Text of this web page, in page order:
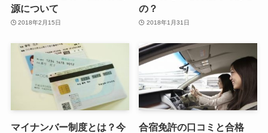
源について
2018年2月15日
の？
2018年1月31日
マイナンバー制度とは？今
合宿免許の口コミと合格